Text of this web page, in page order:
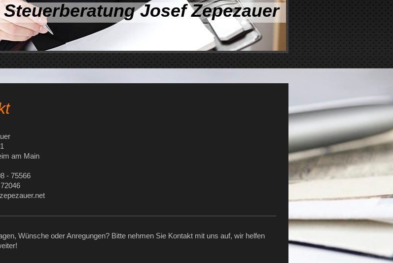
Steuerberatung Josef Zepezauer
am Main
- 75566
Wünsche oder Anregungen? Bitte nehmen Sie Kontakt mit uns auf, wir helfen